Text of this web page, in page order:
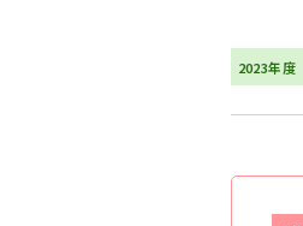
2023年度